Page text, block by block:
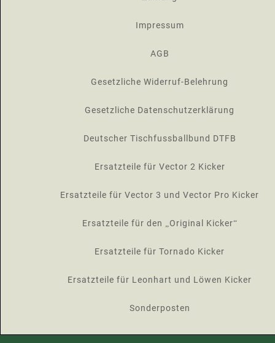
Impressum
AGB
Gesetzliche Widerruf-Belehrung
Gesetzliche Datenschutzerklärung
Deutscher Tischfussballbund DTFB
Ersatzteile für Vector 2 Kicker
Ersatzteile für Vector 3 und Vector Pro Kicker
Ersatzteile für den „Original Kicker“
Ersatzteile für Tornado Kicker
Ersatzteile für Leonhart und Löwen Kicker
Sonderposten